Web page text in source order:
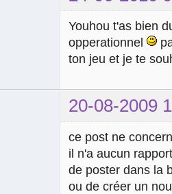
Youhou t'as bien
opperationnel
ton jeu et je te
20-08-2009
ce post ne
il n'a aucun
de poster dans la
ou de créer un